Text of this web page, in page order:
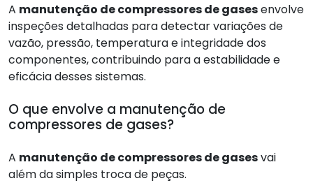
A manutenção de compressores de gasesenvolve
inspeções detalhadas para detectar variações de
vazão, pressão, temperatura e integridade dos
componentes, contribuindo para a estabilidade e
eficácia desses sistemas.
O que envolve a manutenção de
compressores de gases?
A manutenção de compressores de gasesvai
além da simples troca de peças.